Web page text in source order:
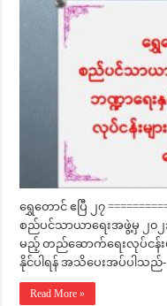
ရွှေတောင် ဧပြီ ၂၇
စည်ပင်သာယာရေးအဖွဲ့မှ ၂၀၂
မည့် တည်ဆောက်ရေးလုပ်ငန်းမ
နိုင်ပါရန် အသိပေးအပ်ပါ
Read More »